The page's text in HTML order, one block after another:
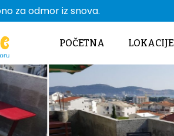
za odmor iz snova.
POČETNA LOKACIJE